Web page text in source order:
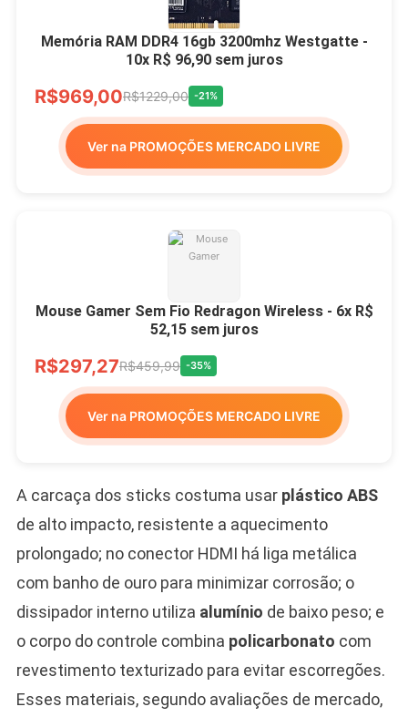
Memória RAM DDR4 16gb 3200mhz Westgatte -
10x R$ 96,90 sem juros
R$969,00R$1229,00 -21%
Ver na PROMOÇÕES MERCADO LIVRE
Mouse Gamer Sem Fio Redragon Wireless - 6x R$
52,15 sem juros
R$297,27R$459,99 -35%
Ver na PROMOÇÕES MERCADO LIVRE
A carcaça dos sticks costuma usar plástico ABS
de alto impacto, resistente a aquecimento
prolongado; no conector HDMI há liga metálica
com banho de ouro para minimizar corrosão; o
dissipador interno utiliza alumínio de baixo peso; e
o corpo do controle combina policarbonato com
revestimento texturizado para evitar escorregões.
Esses materiais, segundo avaliações de mercado,